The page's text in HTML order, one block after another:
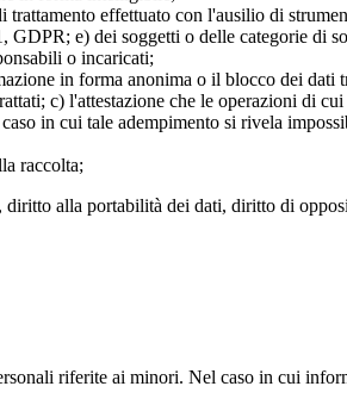
effettuato con l'ausilio di
e) dei soggetti o delle categorie di
o incaricati;
in forma anonima o il blocco dei dati
c) l'attestazione che le operazioni di cui
in cui tale adempimento si rivela
raccolta;
alla portabilità dei dati, diritto di
riferite ai minori. Nel caso in cui